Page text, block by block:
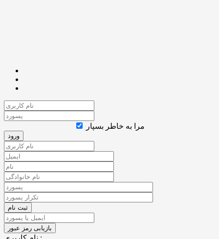
مرا به خاطر بسپار